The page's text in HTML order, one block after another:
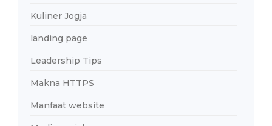
Kuliner Jogja
landing page
Leadership Tips
Makna HTTPS
Manfaat website